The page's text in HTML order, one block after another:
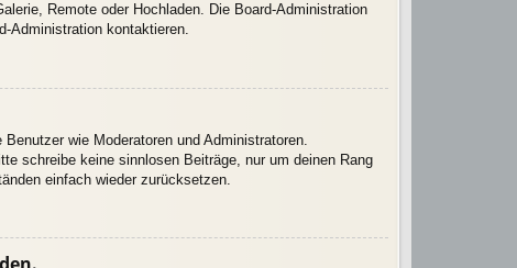
Remote oder Hochladen. Die Board-Administration
Administration kontaktieren.
wie Moderatoren und Administratoren.
schreibe keine sinnlosen Beiträge, nur um deinen Rang
einfach wieder zurücksetzen.